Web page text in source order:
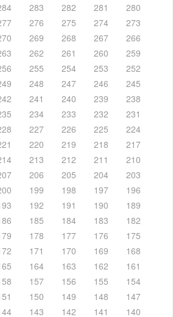
283 282 281
280
276 275 274
273
269 268 267
266
262 261 260
259
255 254 253
252
248 247 246
245
241 240 239
238
234 233 232
231
227 226 225
224
220 219 218
217
213 212 211
210
206 205 204
203
199 198 197
196
192 191 190
189
185 184 183
182
178 177 176
175
171 170 169
168
164 163 162
161
157 156 155
154
150 149 148
147
143 142 141 140